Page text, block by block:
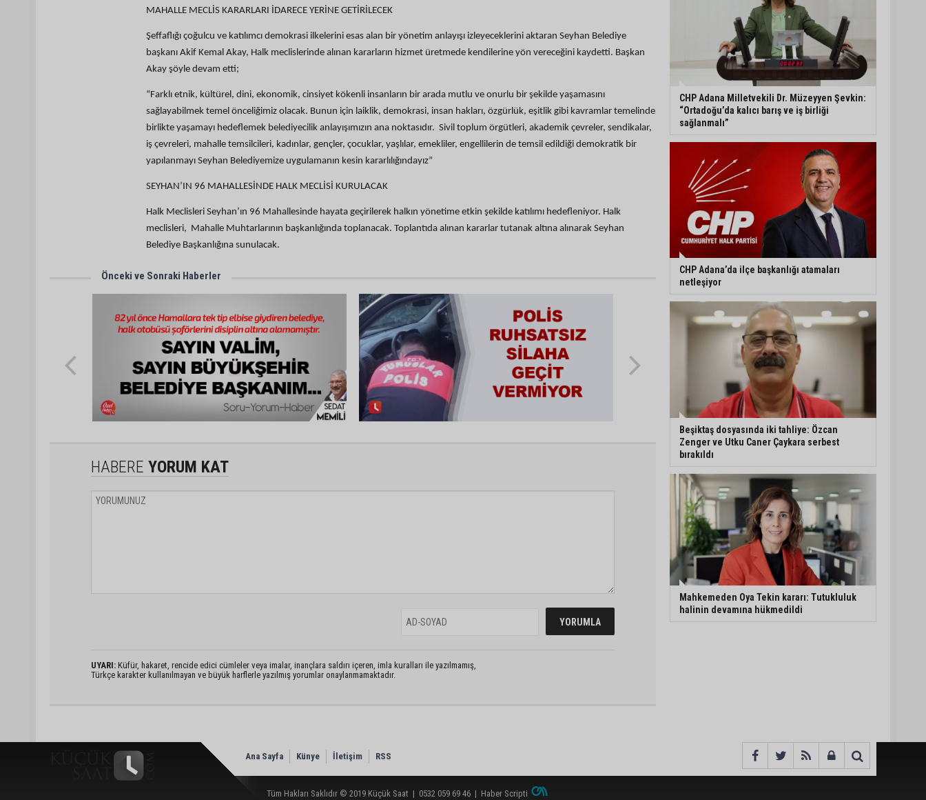
MAHALLE MECLİS KARARLARI İDARECE YERİNE GETİRİLECEK
Şeffaflığı çoğulcu ve katılımcı demokrasi ilkelerini esas alan bir yönetim anlayışı izleyeceklerini aktaran Seyhan Belediye
başkanı Akif Kemal Akay, Halk meclislerinde alınan kararların hizmet üretmede kendilerine yön vereceğini kaydetti. Başkan
Akay şöyle devam etti;
“Farklı etnik, kültürel, dini, ekonomik, cinsiyet kökenli insanların bir arada mutlu ve onurlu bir şekilde yaşamasını
sağlayabilmek temel önceliğimiz olacak. Bunun için laiklik, demokrasi, insan hakları, özgürlük, eşitlik gibi kavramlar temelinde
birlikte yaşamayı hedeflemek belediyecilik anlayışımızın ana noktasıdır. Sivil toplum örgütleri, akademik çevreler, sendikalar,
iş çevreleri, mahalle temsilcileri, kadınlar, gençler, çocuklar, yaşlılar, emekliler, engellilerin de temsil edildiği demokratik bir
yapılanmayı Seyhan Belediyemize uygulamanın kesin kararlılığındayız”
SEYHAN’IN 96 MAHALLESİNDE HALK MECLİSİ KURULACAK
Halk Meclisleri Seyhan’ın 96 Mahallesinde hayata geçirilerek halkın yönetime etkin şekilde katılımı hedefleniyor. Halk
meclisleri, Mahalle Muhtarlarının başkanlığında toplanacak. Toplantıda alınan kararlar tutanak altına alınarak Seyhan
Belediye Başkanlığına sunulacak.
Önceki ve Sonraki Haberler
HABERE YORUM KAT
UYARI: Küfür, hakaret, rencide edici cümleler veya imalar, inançlara saldırı içeren, imla kuralları ile yazılmamış,
Türkçe karakter kullanılmayan ve büyük harflerle yazılmış yorumlar onaylanmamaktadır.
CHP Adana’da ilçe
başkanlığı atamaları
netleşiyor
CHP Adana Milletvekili Dr. Müzeyyen Şevkin:
“Ortadoğu’da kalıcı barış ve iş birliği
sağlanmalı”
CHP Adana’da ilçe başkanlığı atamaları
netleşiyor
Beşiktaş dosyasında iki tahliye: Özcan
Zenger ve Utku Caner Çaykara serbest
bırakıldı
Mahkemeden Oya Tekin kararı: Tutukluluk
halinin devamına hükmedildi
Ana Sayfa Künye İletişim RSS
Tüm Hakları Saklıdır © 2019 Küçük Saat | 0532 059 69 46 | Haber Scripti